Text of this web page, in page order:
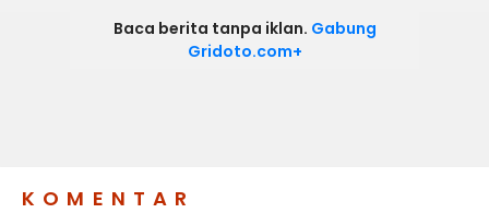
Baca berita tanpa iklan. Gabung
Gridoto.com+
KOMENTAR